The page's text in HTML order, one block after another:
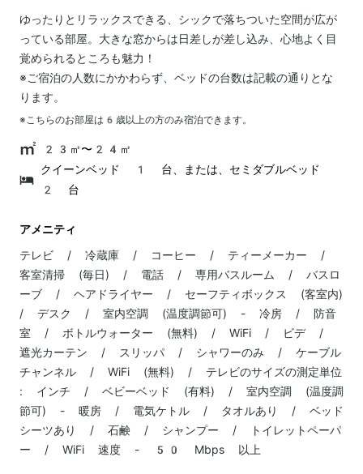
ゆったりとリラックスできる、シックで落ちついた空間が広が
っている部屋。大きな窓からは日差しが差し込み、心地よく目
覚められるところも魅力！
※ご宿泊の人数にかかわらず、ベッドの台数は記載の通りとな
ります。
※こちらのお部屋は 6 歳以上の方のみ宿泊できます。
23㎡〜24㎡
クイーンベッド 1 台、または、セミダブルベッド
2 台
アメニティ
テレビ / 冷蔵庫 / コーヒー / ティーメーカー /
客室清掃 (毎日) / 電話 / 専用バスルーム / バスロ
ーブ / ヘアドライヤー / セーフティボックス (客室内)
/ デスク / 室内空調 (温度調節可) - 冷房 / 防音
室 / ボトルウォーター (無料) / WiFi / ビデ /
遮光カーテン / スリッパ / シャワーのみ / ケーブル
チャンネル / WiFi (無料) / テレビのサイズの測定単位
: インチ / ベビーベッド (有料) / 室内空調 (温度調
節可) - 暖房 / 電気ケトル / タオルあり / ベッド
シーツあり / 石鹸 / シャンプー / トイレットペーパ
ー / WiFi 速度 - 50 Mbps 以上